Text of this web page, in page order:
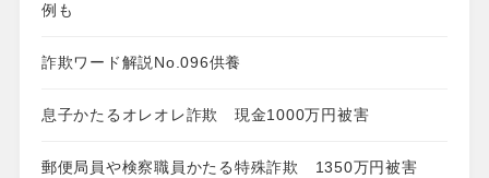
例も
詐欺ワード解説No.096供養
息子かたるオレオレ詐欺 現金1000万円被害
郵便局員や検察職員かたる特殊詐欺 1350万円被害